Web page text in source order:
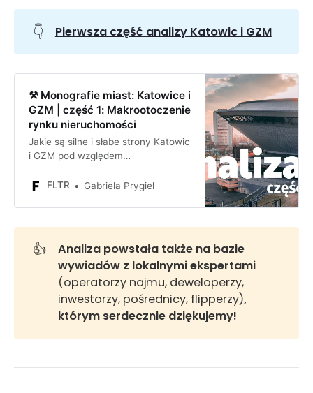
👇 Pierwsza część analizy Katowic i GZM
⚒️ Monografie miast: Katowice i
GZM | część 1: Makrootoczenie
rynku nieruchomości
Jakie są silne i słabe strony Katowic
i GZM pod względem
zagrożenia dla firmy lub inwestora
?
FLTR Gabriela Prygiel
👍
Analiza powstała także na bazie
wywiadów z lokalnymi ekspertami
(operatorzy najmu, deweloperzy,
inwestorzy, pośrednicy, flipperzy),
którym serdecznie dziękujemy!